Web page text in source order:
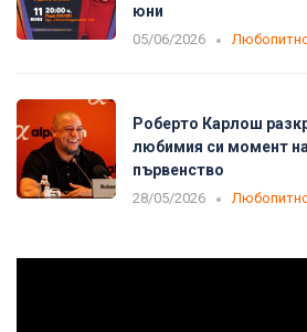
юни
05/06/2026
Роберто Карлош
любимия си момент
първенство
28/05/2026